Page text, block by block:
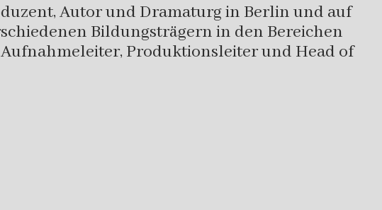
Autor und Dramaturg in Berlin und auf
Bildungsträgern in den Bereichen
Produktionsleiter und Head of